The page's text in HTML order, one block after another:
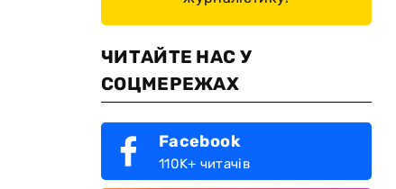
ЧИТАЙТЕ НАС У
СОЦМЕРЕЖАХ
Facebook
110K+ читачів